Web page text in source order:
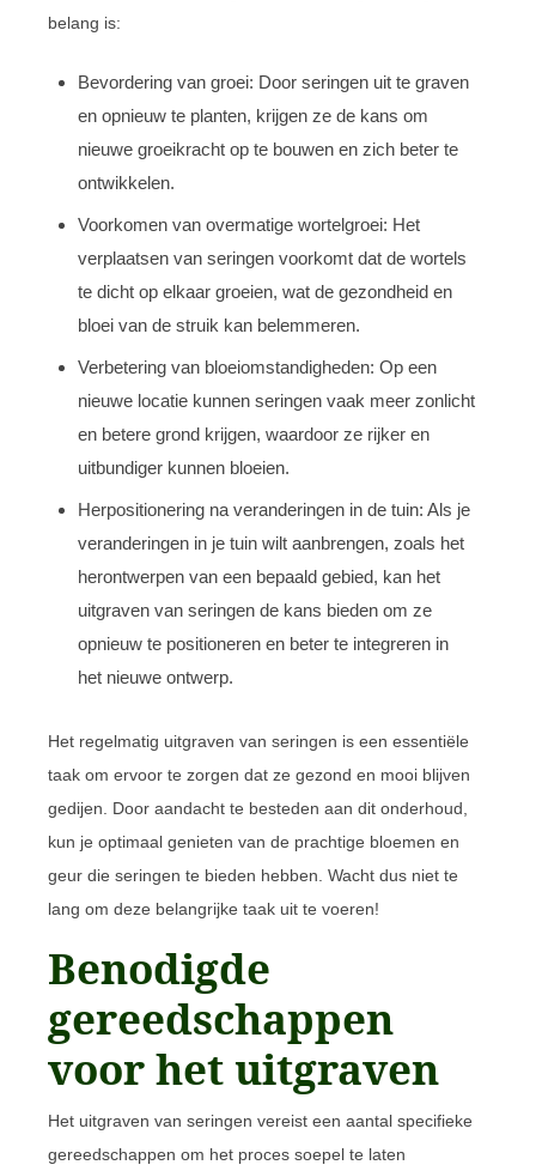
belang is:
Bevordering van groei: Door seringen uit te graven
en opnieuw te planten, krijgen ze de kans om
nieuwe groeikracht op te bouwen en zich beter te
ontwikkelen.
Voorkomen van overmatige wortelgroei: Het
verplaatsen van seringen voorkomt dat de wortels
te dicht op elkaar groeien, wat de gezondheid en
bloei van de struik kan belemmeren.
Verbetering van bloeiomstandigheden: Op een
nieuwe locatie kunnen seringen vaak meer zonlicht
en betere grond krijgen, waardoor ze rijker en
uitbundiger kunnen bloeien.
Herpositionering na veranderingen in de tuin: Als je
veranderingen in je tuin wilt aanbrengen, zoals het
herontwerpen van een bepaald gebied, kan het
uitgraven van seringen de kans bieden om ze
opnieuw te positioneren en beter te integreren in
het nieuwe ontwerp.
Het regelmatig uitgraven van seringen is een essentiële
taak om ervoor te zorgen dat ze gezond en mooi blijven
gedijen. Door aandacht te besteden aan dit onderhoud,
kun je optimaal genieten van de prachtige bloemen en
geur die seringen te bieden hebben. Wacht dus niet te
lang om deze belangrijke taak uit te voeren!
Benodigde
gereedschappen
voor het uitgraven
Het uitgraven van seringen vereist een aantal specifieke
gereedschappen om het proces soepel te laten